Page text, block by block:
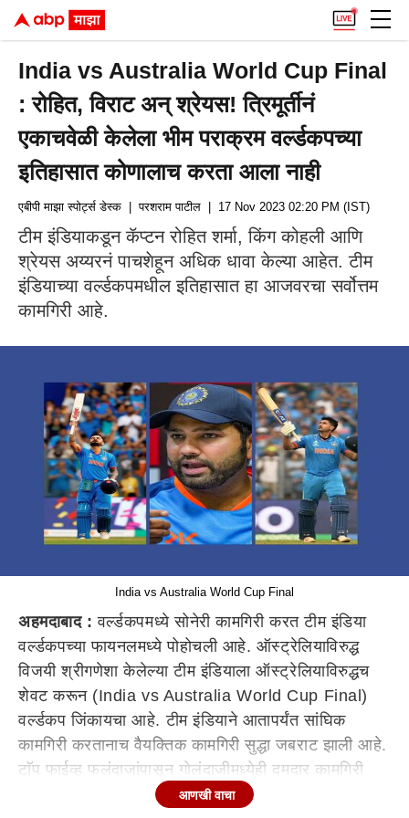
India vs Australia World Cup Final
: रोहित, विराट अन् श्रेयस! त्रिमूर्तीनं
एकाचवेळी केलेला भीम पराक्रम वर्ल्डकपच्या
इतिहासात कोणालाच करता आला नाही
एबीपी माझा स्पोर्ट्स डेस्क | परशराम पाटील | 17 Nov 2023 02:20 PM (IST)
टीम इंडियाकडून कॅप्टन रोहित शर्मा, किंग कोहली आणि
श्रेयस अय्यरनं पाचशेहून अधिक धावा केल्या आहेत. टीम
इंडियाच्या वर्ल्डकपमधील इतिहासात हा आजवरचा सर्वोत्तम
कामगिरी आहे.
India vs Australia World Cup Final
अहमदाबाद : वर्ल्डकपमध्ये सोनेरी कामगिरी करत टीम इंडिया
वर्ल्डकपच्या फायनलमध्ये पोहोचली आहे. ऑस्ट्रेलियाविरुद्ध
विजयी श्रीगणेशा केलेल्या टीम इंडियाला ऑस्ट्रेलियाविरुद्धच
शेवट करून (India vs Australia World Cup Final)
वर्ल्डकप जिंकायचा आहे. टीम इंडियाने आतापर्यंत सांघिक
कामगिरी करतानाच वैयक्तिक कामगिरी सुद्धा जबराट झाली आहे.
टाॅप फाईव्ह फलंदाजांपासून गोलंदाजीमध्येही दमदार कामगिरी
झाली आहे. फिल्डींग सुद्धा त्याच ताकदीने केली आहे. त्यामुळे
आणखी वाचा